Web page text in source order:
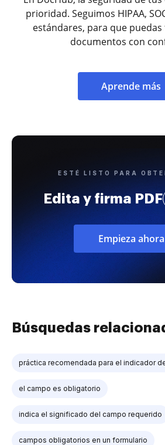
prioridad. Seguimos HIPAA,
estándares, para que
documentos con
Aprende más
ESTÉ LISTO PARA
Edita y firma PDF
Empieza ahora
Búsquedas
práctica recomendada para el indicador
el campo es obligatorio
indica el significado del campo requerido
campos obligatorios en un formulario